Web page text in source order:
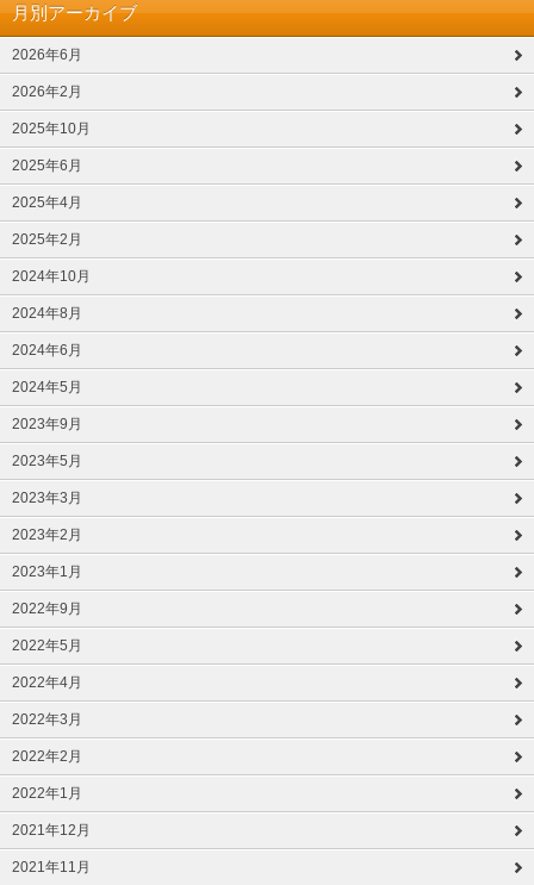
月別アーカイブ
2026年6月
2026年2月
2025年10月
2025年6月
2025年4月
2025年2月
2024年10月
2024年8月
2024年6月
2024年5月
2023年9月
2023年5月
2023年3月
2023年2月
2023年1月
2022年9月
2022年5月
2022年4月
2022年3月
2022年2月
2022年1月
2021年12月
2021年11月